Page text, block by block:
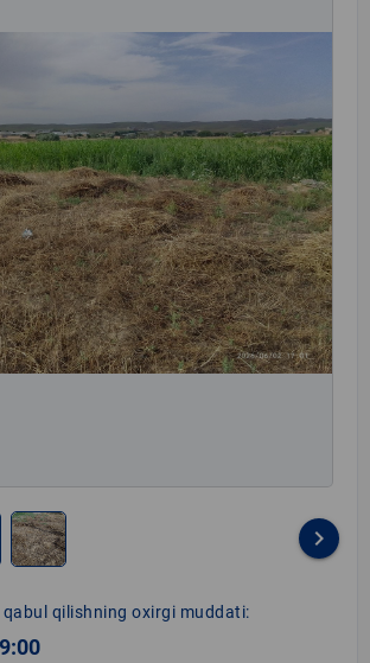
keyboard_arrow_right
qilishning oxirgi muddati: